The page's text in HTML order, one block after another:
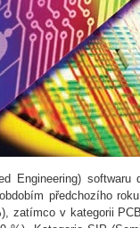
Engineering)
předchozího
zatímco v kategorii